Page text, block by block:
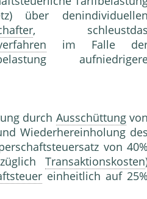
über denindividuellen
, schleustdas
im Falle
durch Ausschüttungvon
Wiederhereinholung des
von 40%
Transaktionskosten
einheitlich auf 25%